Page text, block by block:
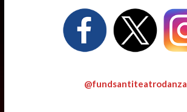
@fundsantiteatrodanza